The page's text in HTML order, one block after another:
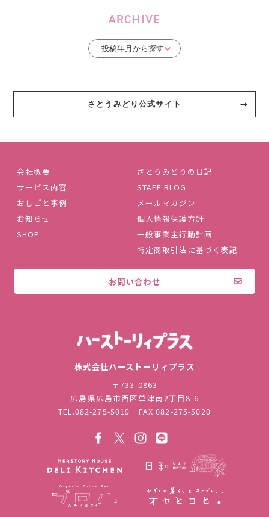
ARCHIVE
さとうみどり公式サイト
会社概要
サービス内容
おしごと事例
お知らせ
SHOP
さとうみどりの日記
STAFF BLOG
メールマガジン
個人情報保護方針
一般事業主行動計画
特定商取引法に基づく表記
お問い合わせ
株式会社ハーストーリィプラス
〒733-0863
広島県広島市西区草津南2丁目8-6
TEL.082-275-5019 FAX.082-275-5020